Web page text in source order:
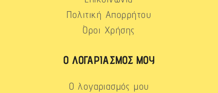
Πολιτική Απορρήτου
Όροι Χρήσης
Ο ΛΟΓΑΡΙΑΣΜΌΣ ΜΟΥ
Ο λογαριασμός μου